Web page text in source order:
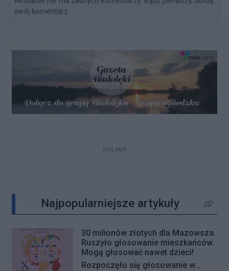
swój komentarz.
REKLAMA
Najpopularniejsze artykuły Kliknij
30 milionów złotych dla Mazowsza.
Ruszyło głosowanie mieszkańców.
Mogą głosować nawet dzieci!
Rozpoczęło się głosowanie w